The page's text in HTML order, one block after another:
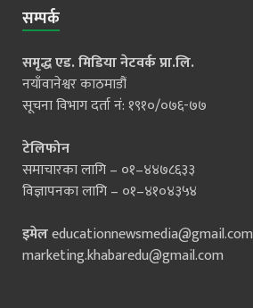
सम्पर्क
समृद्ध एड. मिडिया नेटवर्क प्रा.लि.
नयाँवानेश्वर काठमाडौं
सूचना विभाग दर्ता नं: १९१०/०७६-७७
टेलिफोन
समाचारका लागि – ०१–४४७८६३३
विज्ञापनका लागि – ०१–४१०४३५४
इमेलeducationnewsmedia@gmail.com
marketing.khabaredu@gmail.com